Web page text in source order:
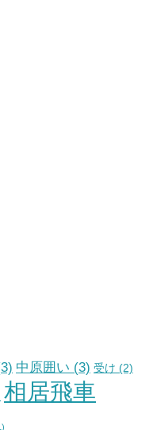
中原囲い (3) 受け (2)
相居飛車